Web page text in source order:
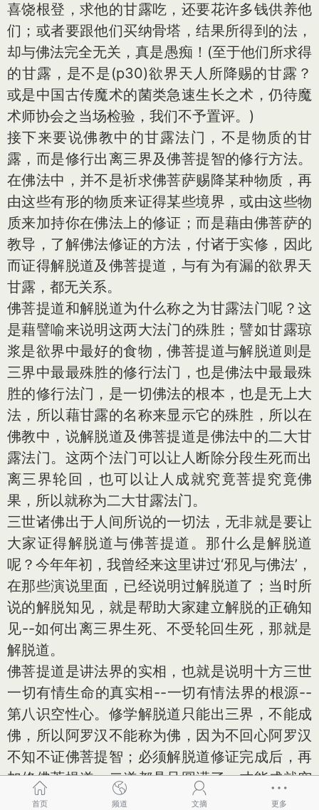
喜饶根登，求他的甘露吃，还要花许多钱供养他
们；或者要跟他们买纳骨塔，结果所得到的法，
却与佛法完全无关，真是愚痴！(至于他们所求得
的甘露，是不是(p30)欲界天人所降赐的甘露？
或是中国古传魔术的菌类急速生长之术，仍待魔
术师协会之当场检验，我们不予置评。)
接下来要说佛教中的甘露法门，不是物质的甘
露，而是修行出离三界及佛菩提智的修行方法。
在佛法中，并不是祈求佛菩萨赐降某种物质，再
由这些有形的物质来证得某些境界，或由这些物
质来加持你在佛法上的修证；而是藉由佛菩萨的
教导，了解佛法修证的方法，付诸于实修，因此
而证得解脱道及佛菩提道，与有为有漏的欲界天
甘露，都无关系。
佛菩提道和解脱道为什么称之为甘露法门呢？这
是藉譬喻来说明这两大法门的殊胜；譬如甘露琼
浆是欲界中最好的食物，佛菩提道与解脱道则是
三界中最最殊胜的修行法门，也是佛法中最最殊
胜的修行法门，是一切佛法的根本，也是无上大
法，所以藉甘露的名称来显示它的殊胜，所以在
佛教中，说解脱道及佛菩提道是佛法中的二大甘
露法门。这两个法门可以让人断除分段生死而出
离三界轮回，也可以让人成就究竟菩提究竟佛
果，所以就称为二大甘露法门。
三世诸佛出于人间所说的一切法，无非就是要让
大家证得解脱道与佛菩提道。那什么是解脱道
呢？今年年初，我曾经来这里讲过‘邪见与佛法’，
在那些演说里面，已经说明过解脱道了；当时所
说的解脱知见，就是帮助大家建立解脱的正确知
见--如何出离三界生死、不受轮回生死，那就是
解脱道。
佛菩提道是讲法界的实相，也就是说明十方三世
一切有情生命的真实相--一切有情法界的根源--
第八识空性心。修学解脱道只能出三界，不能成
佛，所以阿罗汉不能称为佛，因为不回心阿罗汉
不知不证佛菩提智；必须解脱道修证完成后，再
加修佛菩提道，二道都具足圆满了，才能成就究
竟佛果。由于解脱道与佛菩提道之具足圆满，能
首页 频道 文摘 更多